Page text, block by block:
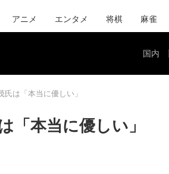
アニメ エンタメ 将棋 麻雀
国内
は「本当に優しい」
「本当に優しい」